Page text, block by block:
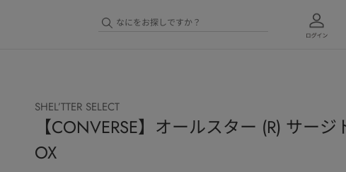
SHEL’TTER SELECT
【CONVERSE】オールスター (R) サー
OX